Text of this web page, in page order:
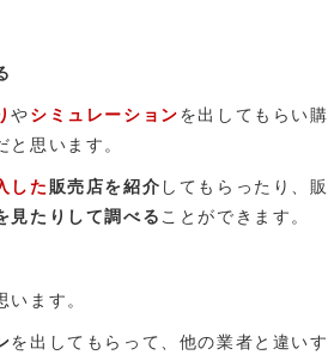
やシミュレーションを出してもらい購
思います。
した 販売店を紹介 してもらったり、販
見たりして調べる ことができます。
ます。
を出してもらって、他の業者と違いす